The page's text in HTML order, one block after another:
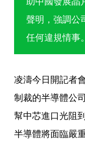
聲明，強調公
任何違規情事。
凌濤今日開記者
制裁的半導體公
幫中芯進口光阻
半導體將面臨嚴